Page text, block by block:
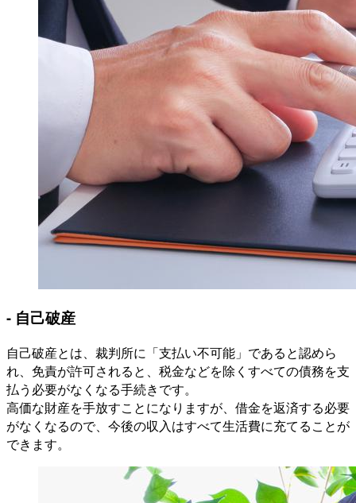
- 自己破産
自己破産とは、裁判所に「支払い不可能」であると認めら
れ、免責が許可されると、税金などを除くすべての債務を支
払う必要がなくなる手続きです。
高価な財産を手放すことになりますが、借金を返済する必要
がなくなるので、今後の収入はすべて生活費に充てることが
できます。